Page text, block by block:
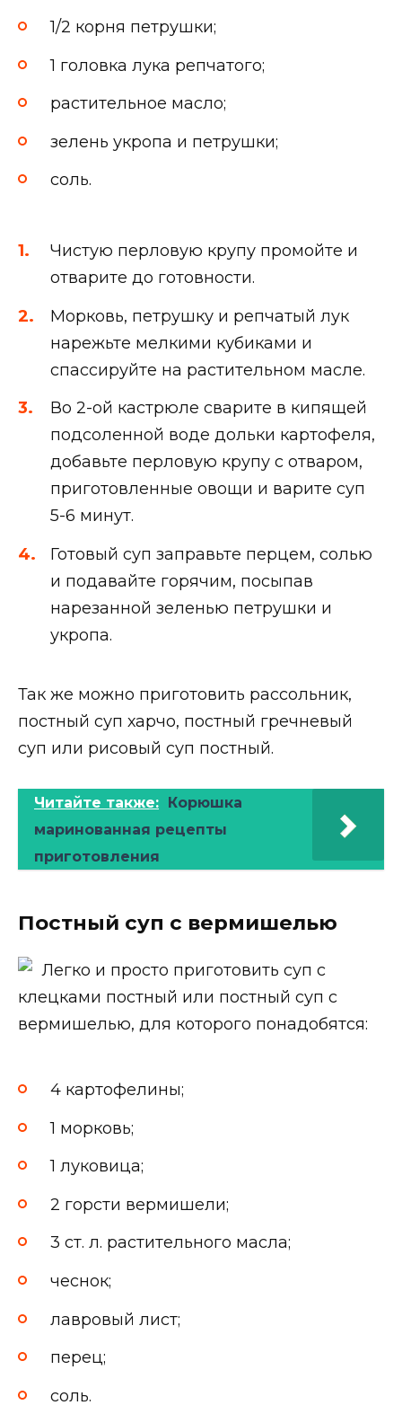
1/2 корня петрушки;
1 головка лука репчатого;
растительное масло;
зелень укропа и петрушки;
соль.
Чистую перловую крупу промойте и
отварите до готовности.
Морковь, петрушку и репчатый лук
нарежьте мелкими кубиками и
спассируйте на растительном масле.
Во 2-ой кастрюле сварите в кипящей
подсоленной воде дольки картофеля,
добавьте перловую крупу с отваром,
приготовленные овощи и варите суп
5-6 минут.
Готовый суп заправьте перцем, солью
и подавайте горячим, посыпав
нарезанной зеленью петрушки и
укропа.
Так же можно приготовить рассольник,
постный суп харчо, постный гречневый
суп или рисовый суп постный.
Читайте также:
Корюшка
маринованная рецепты
приготовления
Постный суп с вермишелью
Легко и просто приготовить суп с
клецками постный или постный суп с
вермишелью, для которого понадобятся:
4 картофелины;
1 морковь;
1 луковица;
2 горсти вермишели;
3 ст. л. растительного масла;
чеснок;
лавровый лист;
перец;
соль.